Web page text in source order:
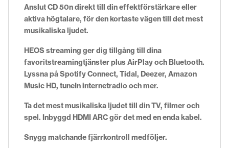
Anslut CD 50n direkt till din effektförstärkare eller
aktiva högtalare, för den kortaste vägen till det mest
musikaliska ljudet.
HEOS streaming ger dig tillgång till dina
favoritstreamingtjänster plus AirPlay och Bluetooth.
Lyssna på Spotify Connect, Tidal, Deezer, Amazon
Music HD, tuneIn internetradio och mer.
Ta det mest musikaliska ljudet till din TV, filmer och
spel. Inbyggd HDMI ARC gör det med en enda kabel.
Snygg matchande fjärrkontroll medföljer.